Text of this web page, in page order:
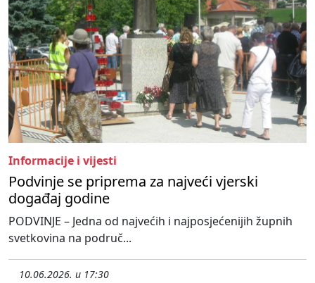
Informacije i vijesti
Podvinje se priprema za najveći vjerski
događaj godine
PODVINJE – Jedna od najvećih i najposjećenijih župnih
svetkovina na područ...
10.06.2026. u 17:30